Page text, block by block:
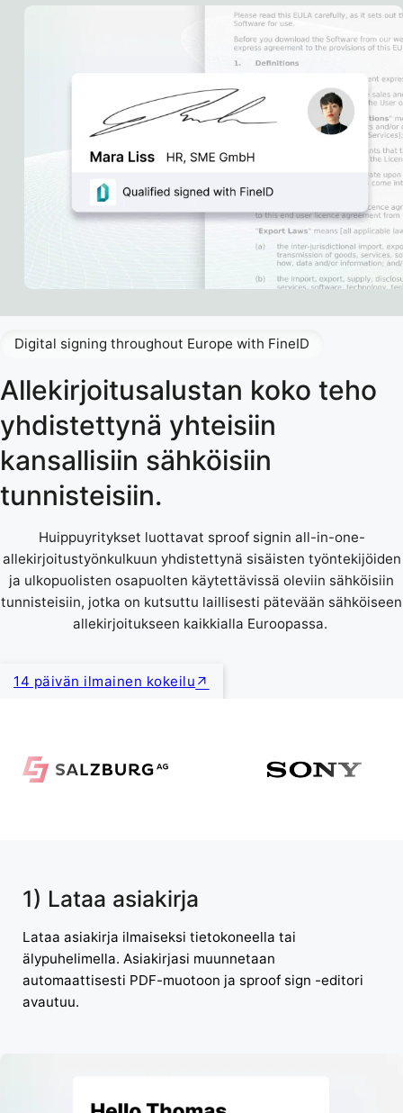
Allekirjoitusalustan koko teho
yhdistettynä yhteisiin
kansallisiin sähköisiin
tunnisteisiin.
Huippuyritykset luottavat sproof signin all-in-one-
allekirjoitustyönkulkuun yhdistettynä sisäisten työntekijöiden
ja ulkopuolisten osapuolten käytettävissä oleviin sähköisiin
tunnisteisiin, jotka on kutsuttu laillisesti pätevään sähköiseen
allekirjoitukseen kaikkialla Euroopassa.
Digital signing throughout Europe with FineID
14 päivän ilmainen kokeilu
1) Lataa asiakirja
Lataa asiakirja ilmaiseksi tietokoneella tai
älypuhelimella. Asiakirjasi muunnetaan
automaattisesti PDF-muotoon ja sproof sign -editori
avautuu.